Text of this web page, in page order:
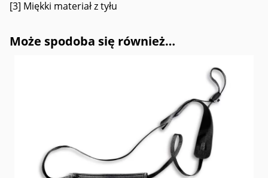
[3] Miękki materiał z tyłu
Może spodoba się również…